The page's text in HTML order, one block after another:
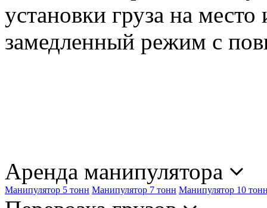
установки груза на
замедленный режим с
Аренда манипулятора
Манипулятор 5 тонн Манипулятор 7 тонн Манипулятор 10